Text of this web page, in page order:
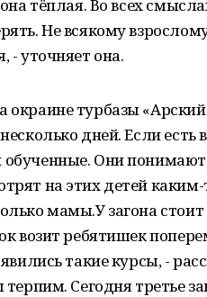
тёплая. Во всех
Не всякому
- уточняет она.
окраине турбазы
дней. Если есть
Они
на этих детей
мамы.У загона
возит ребятишек
такие курсы, -
Сегодня третье